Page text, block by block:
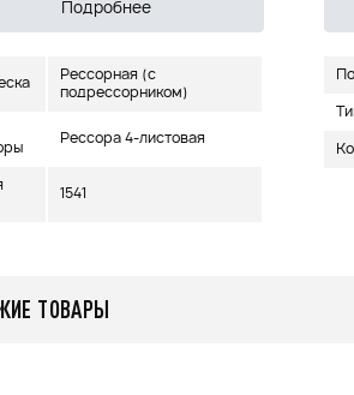
Подробнее
Рессорная (с
подрессорником)
Рессора 4-листовая
1541
ТОВАРЫ